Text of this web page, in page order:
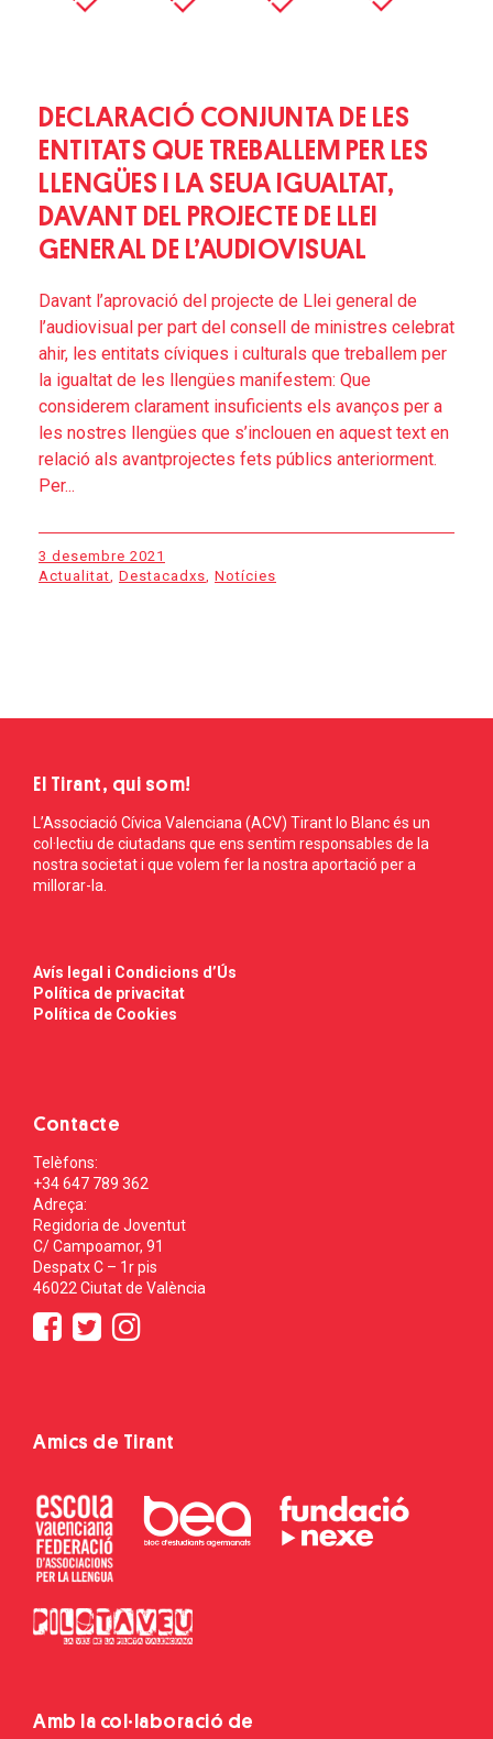
DECLARACIÓ CONJUNTA DE LES
ENTITATS QUE TREBALLEM PER LES
LLENGÜES I LA SEUA IGUALTAT,
DAVANT DEL PROJECTE DE LLEI
GENERAL DE L’AUDIOVISUAL
Davant l’aprovació del projecte de Llei general de
l’audiovisual per part del consell de ministres celebrat
ahir, les entitats cíviques i culturals que treballem per
la igualtat de les llengües manifestem: Que
considerem clarament insuficients els avanços per a
les nostres llengües que s’inclouen en aquest text en
relació als avantprojectes fets públics anteriorment.
Per...
3 desembre 2021
Actualitat Destacadxs Notícies
El Tirant, qui som!
L’Associació Cívica Valenciana (ACV) Tirant lo Blanc és un
col·lectiu de ciutadans que ens sentim responsables de la
nostra societat i que volem fer la nostra aportació per a
millorar-la.
Avís legal i Condicions d’Ús
Política de privacitat
Política de Cookies
Contacte
Telèfons:
+34 647 789 362
Adreça:
Regidoria de Joventut
C/ Campoamor, 91
Despatx C – 1r pis
46022 Ciutat de València
Amics de Tirant
Amb la col·laboració de